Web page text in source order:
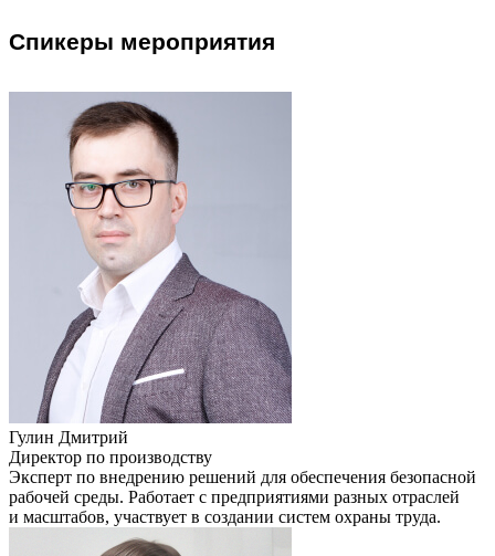
Спикеры мероприятия
Гулин Дмитрий
Директор по производству
Эксперт по внедрению решений для обеспечения безопасной
рабочей среды. Работает с предприятиями разных отраслей
и масштабов, участвует в создании систем охраны труда.